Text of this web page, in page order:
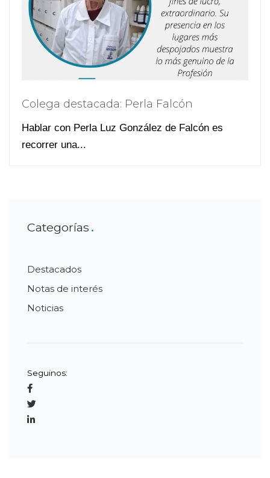
Colega destacada: Perla Falcón
Hablar con Perla Luz González de Falcón es
recorrer una...
Categorías
Destacados
Notas de interés
Noticias
Seguinos: